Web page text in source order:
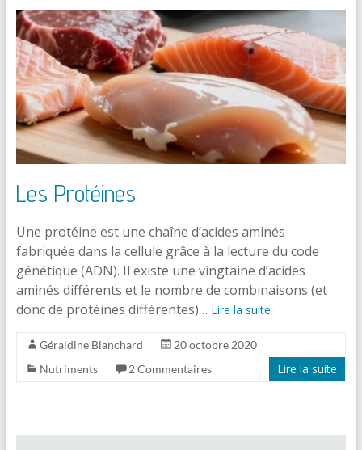
Les Protéines
Une protéine est une chaîne d’acides aminés
fabriquée dans la cellule grâce à la lecture du code
génétique (ADN). Il existe une vingtaine d’acides
aminés différents et le nombre de combinaisons (et
donc de protéines différentes)… Lire la suite
Géraldine Blanchard
20 octobre 2020
Nutriments
2 Commentaires Lire la suite